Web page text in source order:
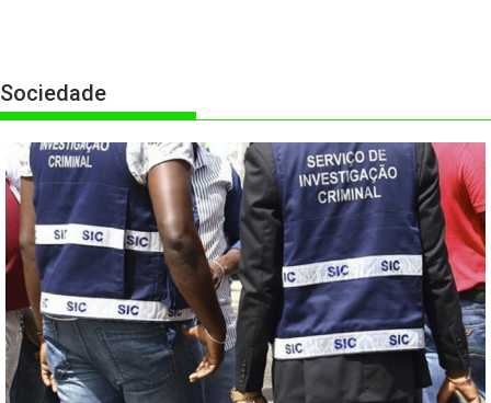
Sociedade